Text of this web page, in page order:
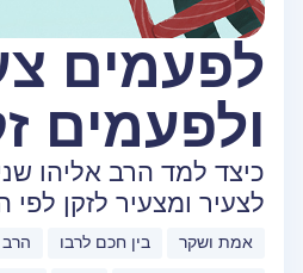
לפעמים
ולפעמים
כיצד למד הרב אליהו
לצעיר ומצעיר לזקן לפי
אמת ושקר בין חכם לרבו הרב